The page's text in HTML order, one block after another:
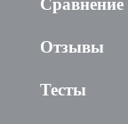
Сравнение
Отзывы
Тесты